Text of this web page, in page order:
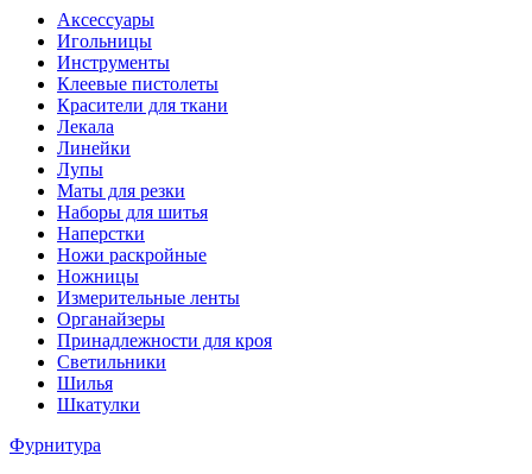
Аксессуары
Игольницы
Инструменты
Клеевые пистолеты
Красители для ткани
Лекала
Линейки
Лупы
Маты для резки
Наборы для шитья
Наперстки
Ножи раскройные
Ножницы
Измерительные ленты
Органайзеры
Принадлежности для кроя
Светильники
Шилья
Шкатулки
Фурнитура